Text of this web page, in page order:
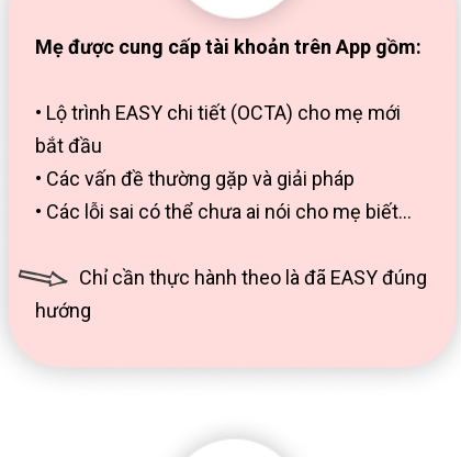
Mẹ được cung cấp tài khoản trên App gồm:
• Lộ trình EASY chi tiết (OCTA) cho mẹ mới
bắt đầu
• Các vấn đề thường gặp và giải pháp
• Các lỗi sai có thể chưa ai nói cho mẹ biết...
Chỉ cần thực hành theo là đã EASY đúng
hướng